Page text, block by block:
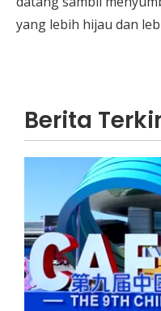
yang lebih hijau dan
Berita